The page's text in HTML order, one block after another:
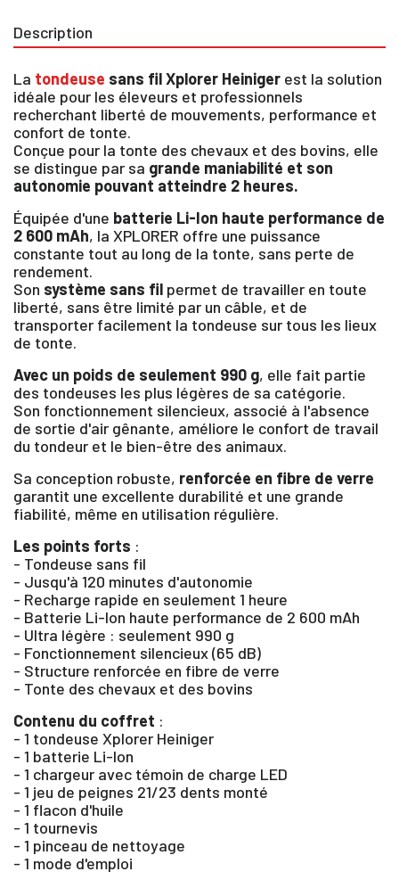
Description
La tondeuse sans fil Xplorer Heiniger est la solution
idéale pour les éleveurs et professionnels
recherchant liberté de mouvements, performance et
confort de tonte.
Conçue pour la tonte des chevaux et des bovins, elle
se distingue par sa grande maniabilité et son
autonomie pouvant atteindre 2 heures.
Équipée d'une batterie Li-Ion haute performance de
2 600 mAh, la XPLORER offre une puissance
constante tout au long de la tonte, sans perte de
rendement.
Son système sans fil permet de travailler en toute
liberté, sans être limité par un câble, et de
transporter facilement la tondeuse sur tous les lieux
de tonte.
Avec un poids de seulement 990 g, elle fait partie
des tondeuses les plus légères de sa catégorie.
Son fonctionnement silencieux, associé à l'absence
de sortie d'air gênante, améliore le confort de travail
du tondeur et le bien-être des animaux.
Sa conception robuste, renforcée en fibre de verre
garantit une excellente durabilité et une grande
fiabilité, même en utilisation régulière.
Les points forts :
- Tondeuse sans fil
- Jusqu'à 120 minutes d'autonomie
- Recharge rapide en seulement 1 heure
- Batterie Li-Ion haute performance de 2 600 mAh
- Ultra légère : seulement 990 g
- Fonctionnement silencieux (65 dB)
- Structure renforcée en fibre de verre
- Tonte des chevaux et des bovins
Contenu du coffret :
- 1 tondeuse Xplorer Heiniger
- 1 batterie Li-Ion
- 1 chargeur avec témoin de charge LED
- 1 jeu de peignes 21/23 dents monté
- 1 flacon d'huile
- 1 tournevis
- 1 pinceau de nettoyage
- 1 mode d'emploi
×
Vous devez être connecté pour enregistrer des
produits dans votre liste d'envie